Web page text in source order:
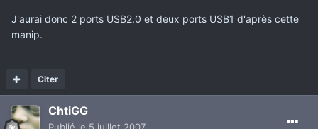
J'aurai donc 2 ports USB2.0 et deux ports USB1 d'après cette
manip.
Citer
ChtiGG